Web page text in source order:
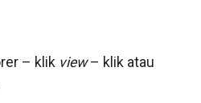
– klik view– klik atau